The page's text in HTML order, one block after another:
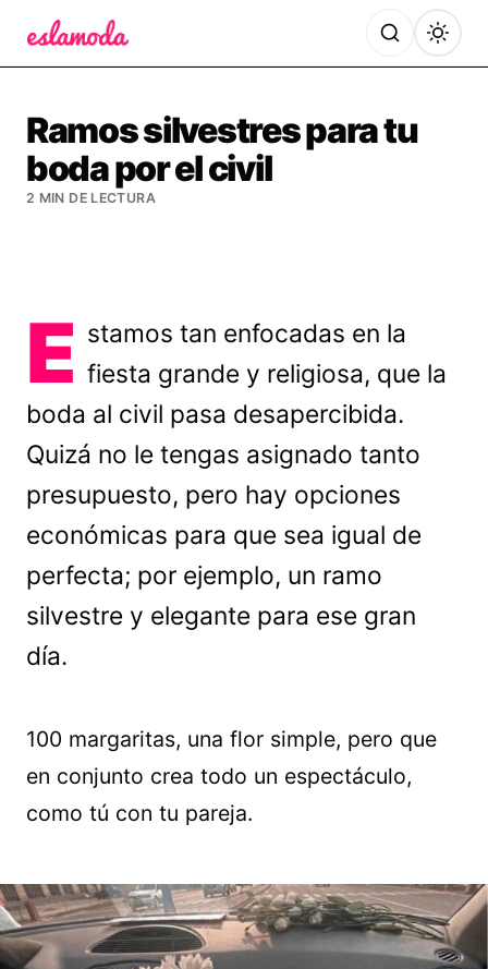
Ramos silvestres para tu
boda por el civil
2 MIN DE LECTURA
E stamos tan enfocadas en la
fiesta grande y religiosa, que la
boda al civil pasa desapercibida.
Quizá no le tengas asignado tanto
presupuesto, pero hay opciones
económicas para que sea igual de
perfecta; por ejemplo, un ramo
silvestre y elegante para ese gran
día.
100 margaritas, una flor simple, pero que
en conjunto crea todo un espectáculo,
como tú con tu pareja.